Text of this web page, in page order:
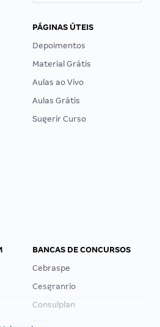
PÁGINAS ÚTEIS
Depoimentos
Material Grátis
Aulas ao Vivo
Aulas Grátis
Sugerir Curso
BANCAS DE CONCURSOS
Cebraspe
Cesgranrio
Consulplan